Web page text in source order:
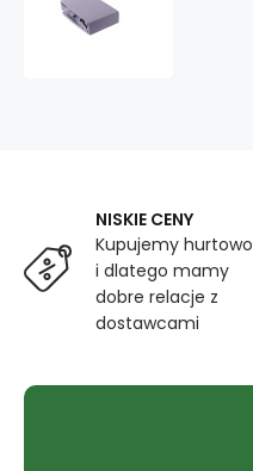
NISKIE CENY
Kupujemy hurtowo
i dlatego mamy
dobre relacje z
dostawcami